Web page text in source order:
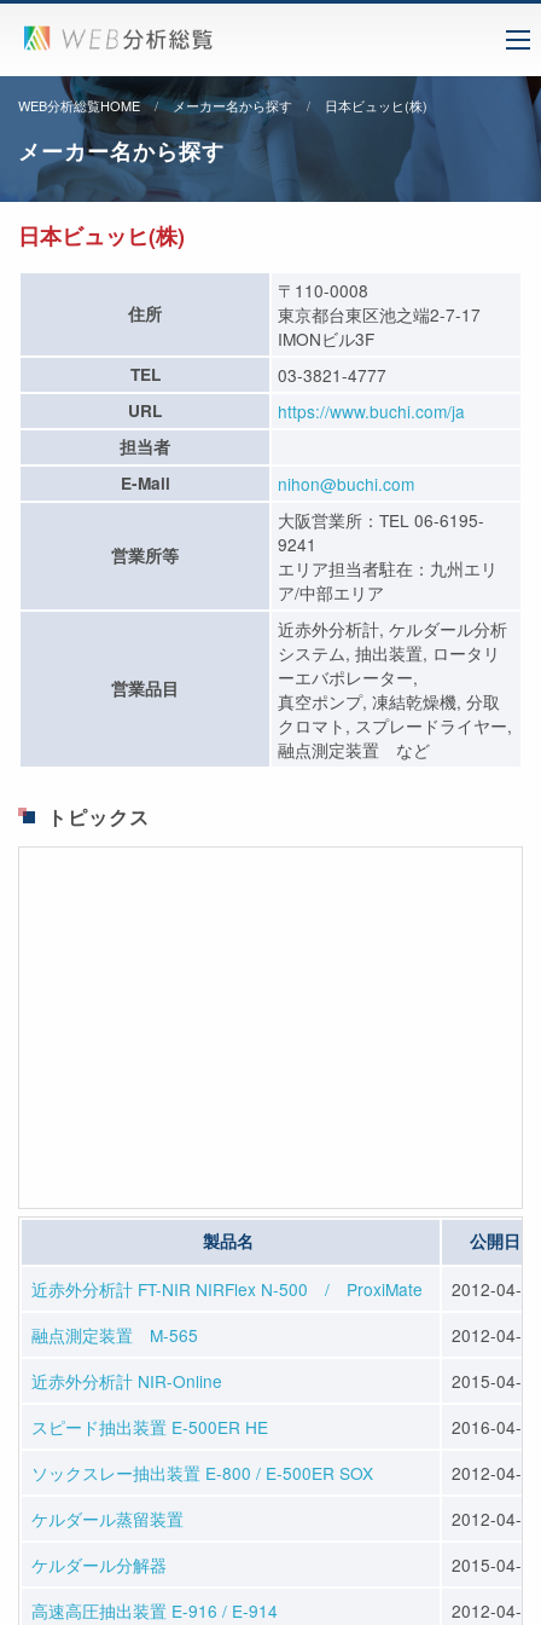
WEB分析総覧HOME メーカー名から探す 日本ビュッヒ(株)
メーカー名から探す
日本ビュッヒ(株)
住所
〒110-0008
東京都台東区池之端2-7-17
IMONビル3F
TEL 03-3821-4777
URL https://www.buchi.com/ja
担当者
E-Mail
nihon@buchi.com
営業所等
大阪営業所：TEL 06-6195-
9241
エリア担当者駐在：九州エリ
ア/中部エリア
営業品目
近赤外分析計, ケルダール分析
システム, 抽出装置, ロータリ
ーエバポレーター,
真空ポンプ, 凍結乾燥機, 分取
クロマト, スプレードライヤー,
融点測定装置 など
トピックス
製品名 公開日
近赤外分析計 FT-NIR NIRFlex N-500 / ProxiMate
2012-04-23
融点測定装置 M-565
2012-04-23
近赤外分析計 NIR-Online
2015-04-10
スピード抽出装置 E-500ER HE
2016-04-13
ソックスレー抽出装置 E-800 / E-500ER SOX
2012-04-25
ケルダール蒸留装置
2012-04-25
ケルダール分解器
2015-04-10
高速高圧抽出装置 E-916 / E-914
2012-04-25